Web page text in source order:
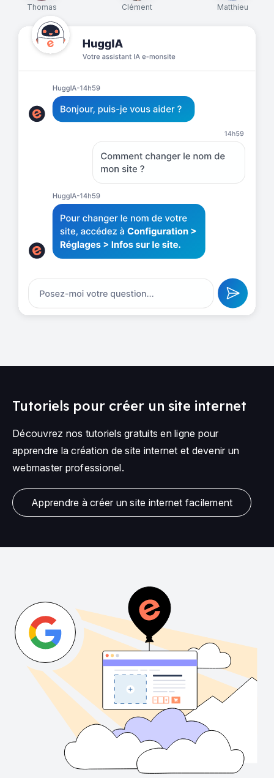
Thomas Clément Matthieu
Tutoriels pour créer un site internet
Découvrez nos tutoriels gratuits en ligne pour
apprendre la création de site internet et devenir un
webmaster professionel.
Apprendre à créer un site internet facilement